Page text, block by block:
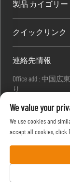
製品 カイゴリー
クイックリンク
連絡先情報
Office add : 中国
り
目
メール:[email
連絡先:+86-
著作権 © 2025
We value your
We use cookies and
accept all cookies, click